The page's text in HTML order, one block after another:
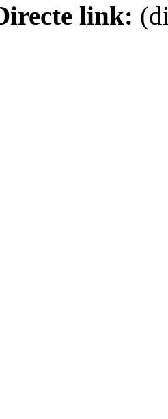
link: